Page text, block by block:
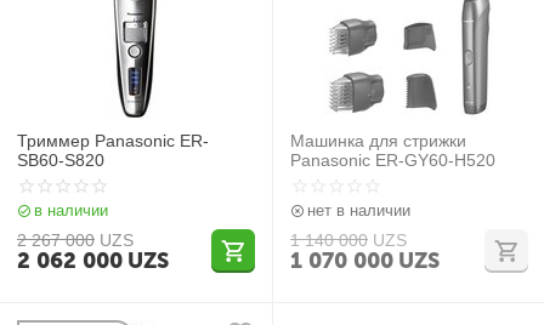
Триммер Panasonic ER-
SB60-S820
в наличии
2 267 000 UZS
2 062 000 UZS
Машинка для стрижки
Panasonic ER-GY60-H520
нет в наличии
1 140 000 UZS
1 070 000 UZS